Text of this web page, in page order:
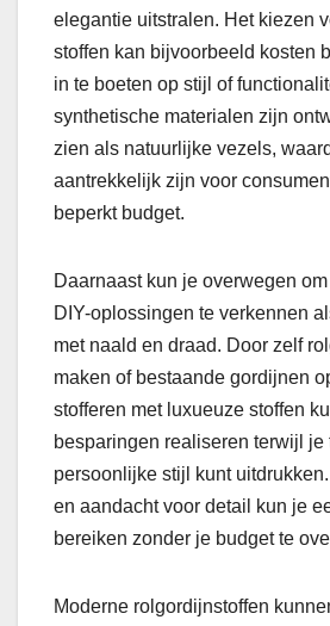
elegantie uitstralen. Het kiezen
stoffen kan bijvoorbeeld kosten
in te boeten op stijl of
synthetische materialen zijn
zien als natuurlijke vezels,
aantrekkelijk zijn voor
beperkt budget.
Daarnaast kun je overwegen
DIY-oplossingen te verkennen
met naald en draad. Door zelf
maken of bestaande gordijnen
stofferen met luxueuze stoffen
besparingen realiseren terwijl je
persoonlijke stijl kunt
en aandacht voor detail kun je
bereiken zonder je budget te
Moderne rolgordijnstoffen